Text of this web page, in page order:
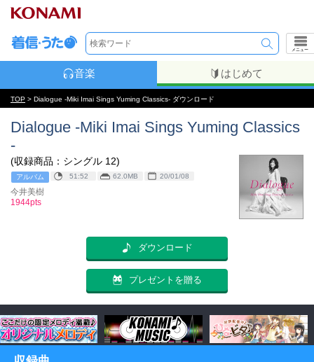
メニュー
音楽 はじめて
TOP > Dialogue -Miki Imai Sings Yuming Classics- ダウンロード
Dialogue -Miki Imai Sings Yuming Classics
-
(収録商品：シングル 12)
アルバム 51:52 62.0MB 20/01/08
今井美樹
1944pts
ダウンロード
プレゼントを贈る